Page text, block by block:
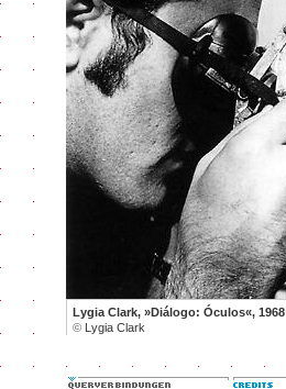
Lygia Clark, »Diálogo: Óculos«, 1968
© Lygia Clark